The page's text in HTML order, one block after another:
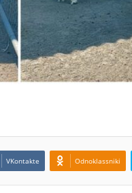
VKontakte Odnoklassniki